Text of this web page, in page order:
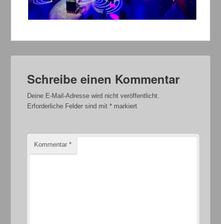
Schreibe einen Kommentar
Deine E-Mail-Adresse wird nicht veröffentlicht.
Erforderliche Felder sind mit* markiert
Kommentar*